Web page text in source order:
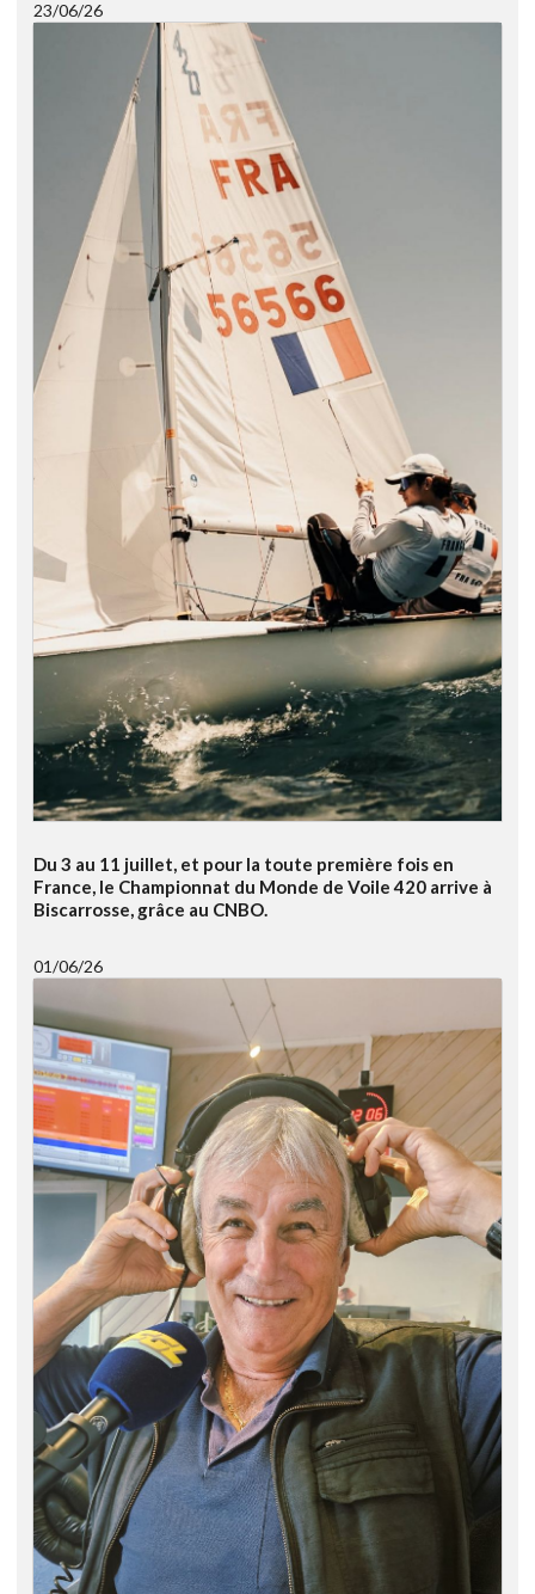
23/06/26
Du 3 au 11 juillet, et pour la toute première fois en
France, le Championnat du Monde de Voile 420 arrive à
Biscarrosse, grâce au CNBO.
01/06/26